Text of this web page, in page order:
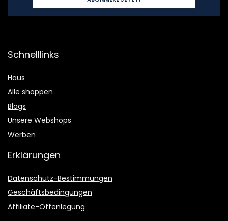
Schnelllinks
Haus
Alle shoppen
Blogs
Unsere Webshops
Werben
Erklärungen
Datenschutz-Bestimmungen
Geschäftsbedingungen
Affiliate-Offenlegung